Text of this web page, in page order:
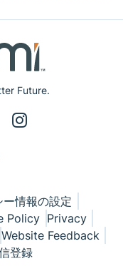
Future.
ー情報の設定
Policy Privacy
Website Feedback
登録